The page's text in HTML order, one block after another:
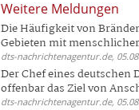
Weitere Meldungen
Die Häufigkeit von
Gebieten mit
dts-nachrichtenagentur.de,
Der Chef eines
offenbar das Ziel von
dts-nachrichtenagentur.de,